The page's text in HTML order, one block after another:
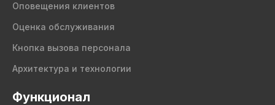
Оповещения клиентов
Оценка обслуживания
Кнопка вызова персонала
Архитектура и технологии
Функционал